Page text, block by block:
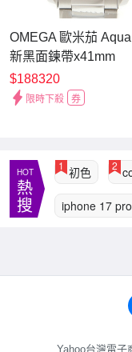
OMEGA 歐米茄 Aqua
新黑面鍊帶x41mm
$188320
限時下殺 券
HOT
熱
搜
1 初色 2
iphone 17 pro
Yahoo台灣電